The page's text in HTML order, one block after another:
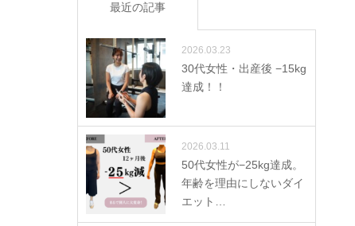
最近の記事
2026.03.23
30代女性・出産後 −15kg
達成！！
2026.03.11
50代女性が−25kg達成。
年齢を理由にしないダイ
エット…